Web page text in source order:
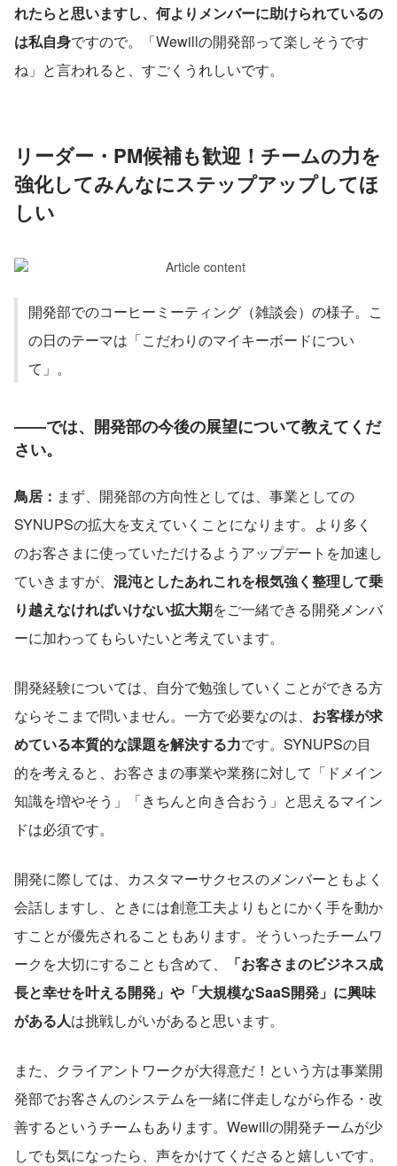
れたらと思いますし、何よりメンバーに助けられているの
は私自身ですので。「Wewillの開発部って楽しそうです
ね」と言われると、すごくうれしいです。
リーダー・PM候補も歓迎！チームの力を
強化してみんなにステップアップしてほ
しい
開発部でのコーヒーミーティング（雑談会）の様子。こ
の日のテーマは「こだわりのマイキーボードについ
て」。
――では、開発部の今後の展望について教えてくだ
さい。
鳥居： まず、開発部の方向性としては、事業としての
SYNUPSの拡大を支えていくことになります。より多く
のお客さまに使っていただけるようアップデートを加速し
ていきますが、 混沌としたあれこれを根気強く整理して乗
り越えなければいけない拡大期をご一緒できる開発メンバ
ーに加わってもらいたいと考えています。
開発経験については、自分で勉強していくことができる方
ならそこまで問いません。一方で必要なのは、 お客様が求
めている本質的な課題を解決する力です。SYNUPSの目
的を考えると、お客さまの事業や業務に対して「ドメイン
知識を増やそう」「きちんと向き合おう」と思えるマイン
ドは必須です。
開発に際しては、カスタマーサクセスのメンバーともよく
会話しますし、ときには創意工夫よりもとにかく手を動か
すことが優先されることもあります。そういったチームワ
ークを大切にすることも含めて、
「お客さまのビジネス成
長と幸せを叶える開発」や「大規模なSaaS開発」に興味
がある人は挑戦しがいがあると思います。
また、クライアントワークが大得意だ！という方は事業開
発部でお客さんのシステムを一緒に伴走しながら作る・改
善するというチームもあります。Wewillの開発チームが少
しでも気になったら、声をかけてくださると嬉しいです。